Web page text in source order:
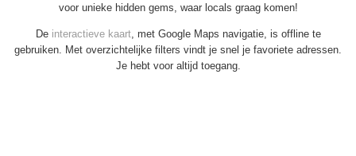
voor unieke hidden gems, waar locals graag komen!
De interactieve kaart, met Google Maps navigatie, is offline te
gebruiken. Met overzichtelijke filters vindt je snel je favoriete adressen.
Je hebt voor altijd toegang.